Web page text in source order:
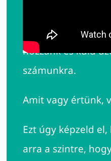
nyelve. A testünk
hozzánk és küld
számunkra.
Amit vagy értünk,
Ezt úgy képzeld
arra a szintre,